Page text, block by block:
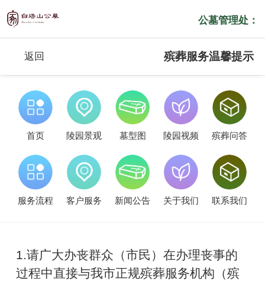
公墓管理处：
返回 殡葬服务温馨提示
首页 陵园景观 墓型图 陵园视频 殡葬问答
服务流程 客户服务 新闻公告 关于我们 联系我们
1.请广大办丧群众（市民）在办理丧事的
过程中直接与我市正规殡葬服务机构（殡